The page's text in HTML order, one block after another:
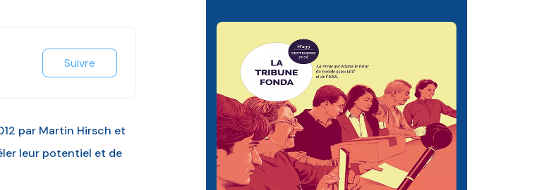
Suivre
par Martin Hirsch et
leur potentiel et de